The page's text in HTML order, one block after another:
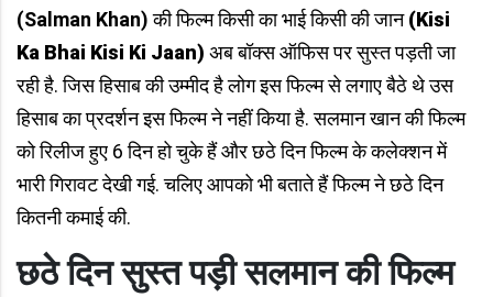
(Salman Khan)की फिल्म किसी का भाई किसी की जान(Kisi
Ka Bhai Kisi Ki Jaan) अब बॉक्स ऑफिस पर सुस्त पड़ती जा
रही है. जिस हिसाब की उम्मीद है लोग इस फिल्म से लगाए बैठे थे उस
हिसाब का प्रदर्शन इस फिल्म ने नहीं किया है. सलमान खान की फिल्म
को रिलीज हुए 6 दिन हो चुके हैं और छठे दिन फिल्म के कलेक्शन में
भारी गिरावट देखी गई. चलिए आपको भी बताते हैं फिल्म ने छठे दिन
कितनी कमाई की.
छठे दिन सुस्त पड़ी सलमान की फिल्म